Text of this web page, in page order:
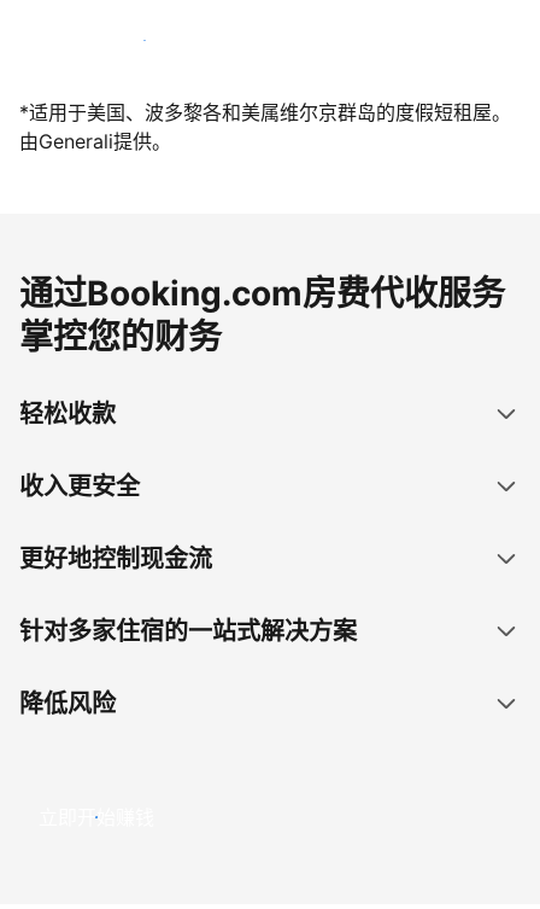
立即与我们一起迎接客人
*适用于美国、波多黎各和美属维尔京群岛的度假短租屋。
由Generali提供。
通过Booking.com房费代收服务
掌控您的财务
轻松收款
收入更安全
更好地控制现金流
针对多家住宿的一站式解决方案
降低风险
立即开始赚钱